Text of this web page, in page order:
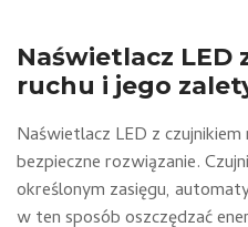
Naświetlacz LED
ruchu i jego
Naświetlacz LED z
bezpieczne rozwiązanie.
określonym zasięgu,
w ten sposób oszczędzać